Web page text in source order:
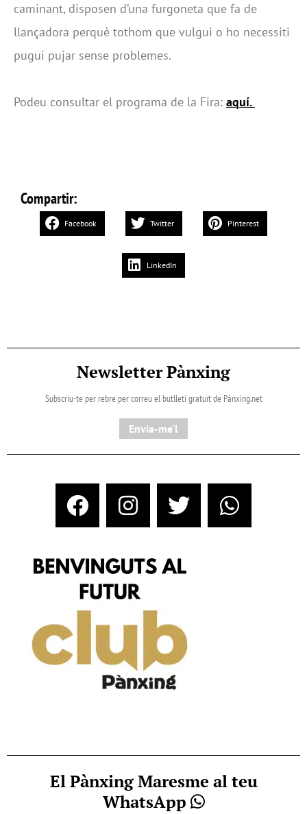
caminant, disposen d’una furgoneta que fa de
llançadora perquè tothom que vulgui o ho necessiti
pugui pujar sense problemes.
Podeu consultar el programa de la Fira: aquí.
Compartir:
Facebook Twitter Pinterest
LinkedIn
Newsletter Pànxing
Subscriu-te per rebre per correu el butlletí gratuït de Pànxing.net​
Envia-me'l
El Pànxing Maresme al teu
WhatsApp